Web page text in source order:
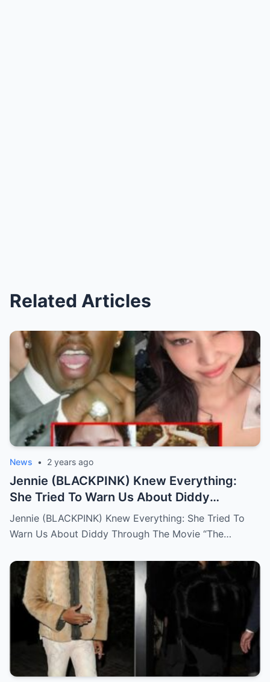
Related Articles
News • 2 years ago
Jennie (BLACKPINK) Knew Everything:
She Tried To Warn Us About Diddy
Through The Movie “The Idol”
Jennie (BLACKPINK) Knew Everything: She Tried To
Warn Us About Diddy Through The Movie “The…